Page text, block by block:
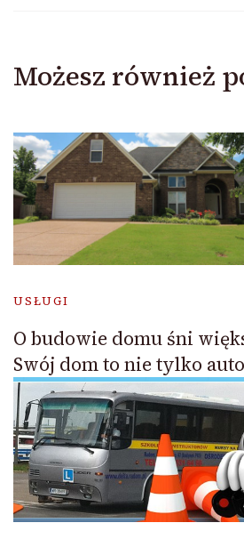
Możesz również
USŁUGI
O budowie domu śni
Swój dom to nie tylko